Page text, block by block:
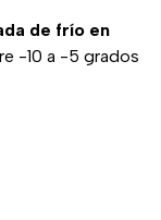
de frío en
-10 a -5 grados